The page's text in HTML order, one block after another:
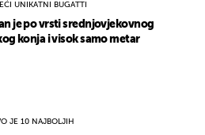
UNIKATNI BUGATTI
je po vrsti srednjovjekovnog
konja i visok samo metar
JE 10 NAJBOLJIH